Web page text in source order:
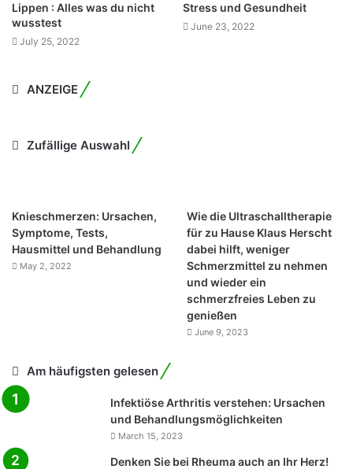
Lippen : Alles was du nicht
wusstest
July 25, 2022
Stress und Gesundheit
June 23, 2022
ANZEIGE
Zufällige Auswahl
Knieschmerzen: Ursachen,
Symptome, Tests,
Hausmittel und Behandlung
May 2, 2022
Wie die Ultraschalltherapie
für zu Hause Klaus Herscht
dabei hilft, weniger
Schmerzmittel zu nehmen
und wieder ein
schmerzfreies Leben zu
genießen
June 9, 2023
Am häufigsten gelesen
Infektiöse Arthritis verstehen: Ursachen
und Behandlungsmöglichkeiten
March 15, 2023
Denken Sie bei Rheuma auch an Ihr Herz!